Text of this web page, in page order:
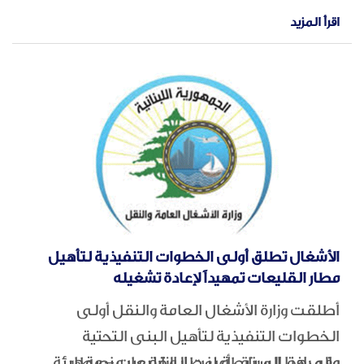
الساعة 14:33 بتوقيت غرينتش.
اقرأ المزيد
الأشغال تطلق أولى الخطوات التنفيذية لتأهيل
مطار القليعات تمهيداً لإعادة تشغيله
أطلقت وزارة الأشغال العامة والنقل أولى
الخطوات التنفيذية لتأهيل البنى التحتية